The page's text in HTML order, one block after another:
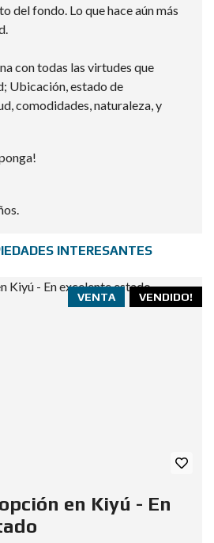
del fondo. Lo que hace aún más
con todas las virtudes que
Ubicación, estado de
comodidades, naturaleza, y
INTERESANTES
VENDIDO!
VENTA
en Kiyú - En